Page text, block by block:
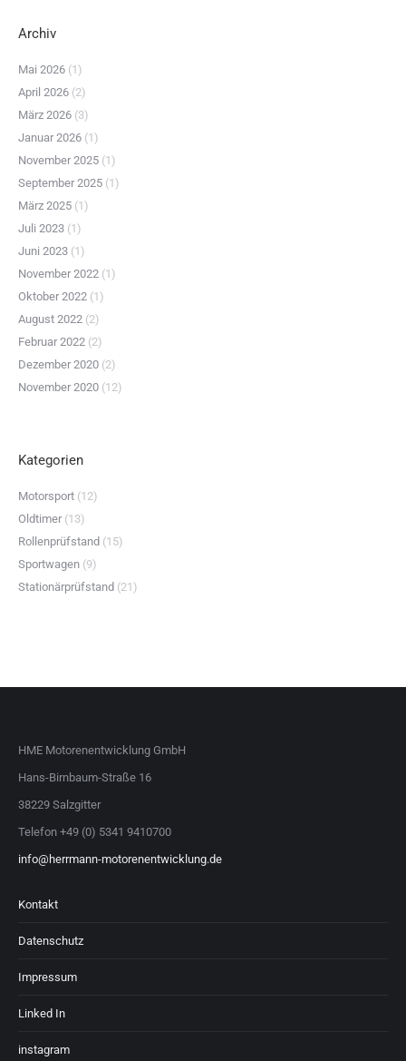
Archiv
Mai 2026 (1)
April 2026 (2)
März 2026 (3)
Januar 2026 (1)
November 2025 (1)
September 2025 (1)
März 2025 (1)
Juli 2023 (1)
Juni 2023 (1)
November 2022 (1)
Oktober 2022 (1)
August 2022 (2)
Februar 2022 (2)
Dezember 2020 (2)
November 2020 (12)
Kategorien
Motorsport (12)
Oldtimer (13)
Rollenprüfstand (15)
Sportwagen (9)
Stationärprüfstand (21)
HME Motorenentwicklung GmbH
Hans-Birnbaum-Straße 16
38229 Salzgitter
Telefon +49 (0) 5341 9410700
info@herrmann-motorenentwicklung.de
Kontakt
Datenschutz
Impressum
Linked In
instagram